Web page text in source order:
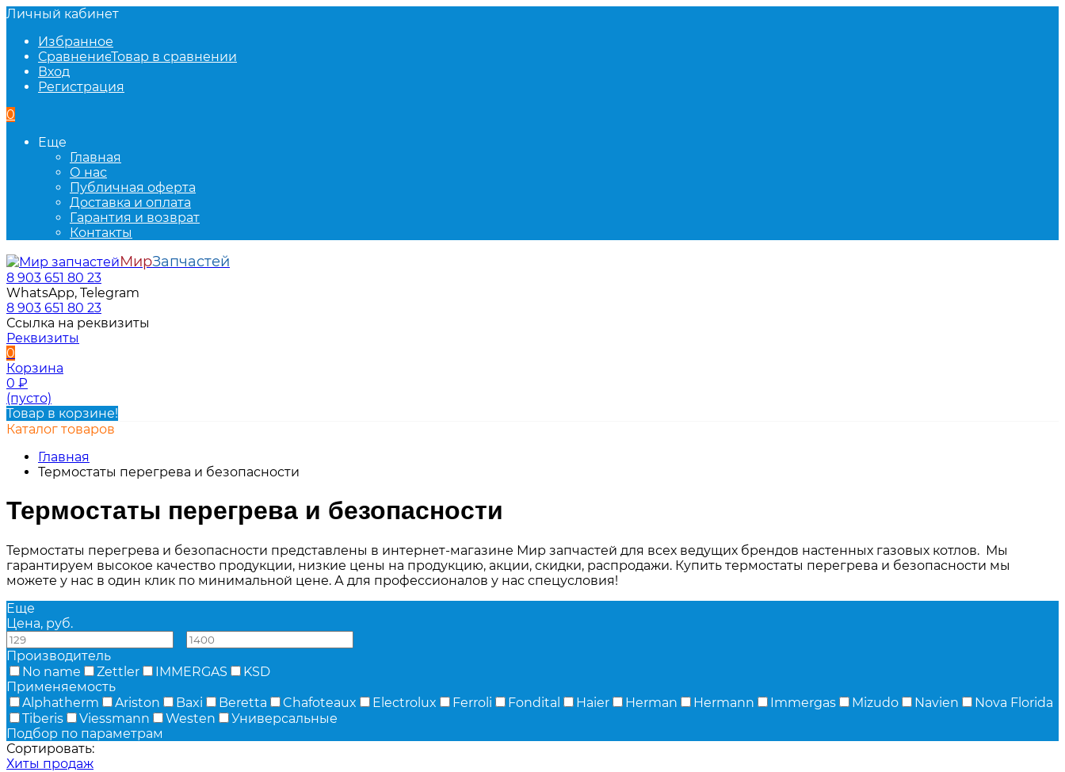
Личный кабинет
Избранное
СравнениеТовар в сравнении
Вход
Регистрация
0
Еще
Главная
О нас
Публичная оферта
Доставка и оплата
Гарантия и возврат
Контакты
МирЗапчастей
8 903 651 80 23
WhatsApp, Telegram
8 903 651 80 23
Ссылка на реквизиты
Реквизиты
0
Корзина
0 ₽
(пусто)
Товар в корзине!
Каталог товаров
Главная
Термостаты перегрева и безопасности
Термостаты перегрева и безопасности
Термостаты перегрева и безопасности представлены в интернет-магазине Мир запчастей для всех ведущих брендов настенных газовых котлов. Мы
гарантируем высокое качество продукции, низкие цены на продукцию, акции, скидки, распродажи. Купить термостаты перегрева и безопасности мы
можете у нас в один клик по минимальной цене. А для профессионалов у нас спецусловия!
Еще
Цена, руб.
Производитель
No name
Zettler IMMERGAS
KSD
Применяемость
Alphatherm
Ariston Baxi Beretta Chafoteaux Electrolux Ferroli Fondital Haier Herman Hermann Immergas Mizudо Navien
Nova Florida
Tiberis
Viessmann Westen
Универсальные
Подбор по параметрам
Сортировать:
Хиты продаж